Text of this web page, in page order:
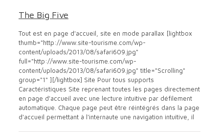
restaurant
The Big Five
Tout est en page d'accueil, site en mode parallax [lightbox
thumb="http://www.site-tourisme.com/wp-
content/uploads/2013/08/safari609.jpg"
full="http://www.site-tourisme.com/wp-
content/uploads/2013/08/safari609.jpg" title="Scrolling"
group="1" ][/lightbox] Site Pour tous supports
Caractéristiques Site reprenant toutes les pages directement
en page d'accueil avec une lecture intuitive par défilement
automatique. Chaque page peut être réintégrés dans la page
d'accueil permettant à l'internaute une navigation intuitive, il